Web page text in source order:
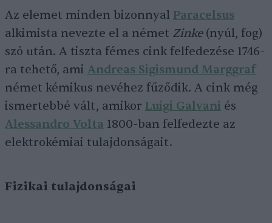
Az elemet minden bizonnyal Paracelsus
alkimista nevezte el a német Zinke (nyúl, fog)
szó után. A tiszta fémes cink felfedezése 1746-
ra tehető, ami Andreas Sigismund Marggraf
német kémikus nevéhez fűződik. A cink még
ismertebbé vált, amikor Luigi Galvani és
Alessandro Volta 1800-ban felfedezte az
elektrokémiai tulajdonságait.
Fizikai tulajdonságai